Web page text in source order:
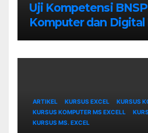
Uji Kompetensi
Komputer dan
Bekasi
ARTIKEL KURSUS EXCEL
KURSUS
KURSUS KOMPUTER MS EXCELL
KURSUS MS. EXCEL